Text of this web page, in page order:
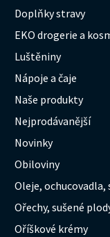
Doplňky stravy
EKO drogerie a
Luštěniny
Nápoje a čaje
Naše produkty
Nejprodávanější
Novinky
Obiloviny
Oleje, ochucovadla,
Ořechy, sušené
Oříškové krémy